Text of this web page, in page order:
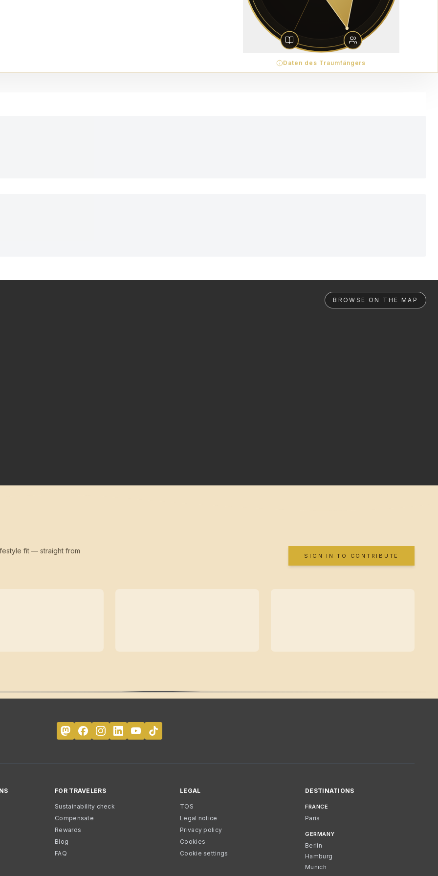
Daten des Traumfängers
BROWSE ON THE MAP
fit — straight from
SIGN IN TO CONTRIBUTE
FOR TRAVELERS
Sustainability check
Compensate
Rewards
Blog
FAQ
LEGAL
TOS
Legal notice
Privacy policy
Cookies
Cookie settings
DESTINATIONS
FRANCE
Paris
GERMANY
Berlin
Hamburg
Munich